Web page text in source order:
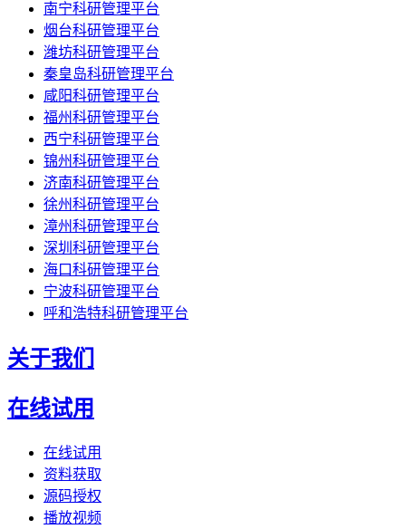
南宁科研管理平台
烟台科研管理平台
潍坊科研管理平台
秦皇岛科研管理平台
咸阳科研管理平台
福州科研管理平台
西宁科研管理平台
锦州科研管理平台
济南科研管理平台
徐州科研管理平台
漳州科研管理平台
深圳科研管理平台
海口科研管理平台
宁波科研管理平台
呼和浩特科研管理平台
关于我们
在线试用
在线试用
资料获取
源码授权
播放视频